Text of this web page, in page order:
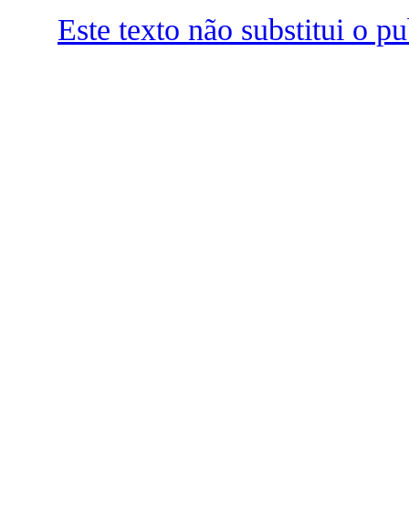
Este texto não substitui o